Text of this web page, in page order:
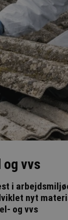
vvs
i
nyt
og vvs